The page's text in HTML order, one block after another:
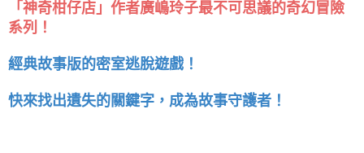
「神奇柑仔店」作者廣嶋玲子最不可思議的奇幻冒險
系列！
經典故事版的密室逃脫遊戲！
快來找出遺失的關鍵字，成為故事守護者！